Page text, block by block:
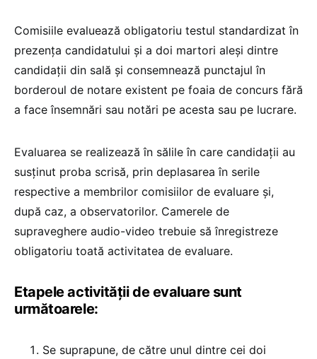
Comisiile evaluează obligatoriu testul standardizat în
prezența candidatului și a doi martori aleși dintre
candidații din sală și consemnează punctajul în
borderoul de notare existent pe foaia de concurs fără
a face însemnări sau notări pe acesta sau pe lucrare.
Evaluarea se realizează în sălile în care candidații au
susținut proba scrisă, prin deplasarea în serile
respective a membrilor comisiilor de evaluare și,
după caz, a observatorilor. Camerele de
supraveghere audio-video trebuie să înregistreze
obligatoriu toată activitatea de evaluare.
Etapele activității de evaluare sunt
următoarele:
Se suprapune, de către unul dintre cei doi